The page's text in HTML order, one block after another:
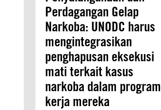
Perdagangan Gelap
Narkoba: UNODC harus
mengintegrasikan
penghapusan eksekusi
mati terkait kasus
narkoba dalam program
kerja mereka